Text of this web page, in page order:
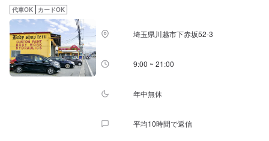
庫の際はお気をつけてお越しください。駐車スペースは20台完備しておりま
す。受付はスタッフへ「メンテモで予約しました」とお伝えください。ご案
内いたします。【定休日・営業時間】定休日：日曜日、祝日営業時間：
9:30~18:30
代車OK カードOK
埼玉県川越市下赤坂52‐3
9:00 ~ 21:00
年中無休
平均10時間で返信